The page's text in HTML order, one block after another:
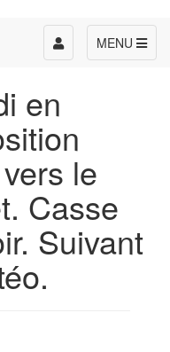
MENU
Toggle
navigation
en
le
Casse
Suivant